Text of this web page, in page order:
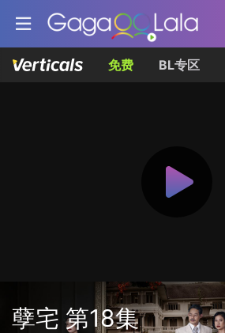
免费 BL专区
孽宅 第18集